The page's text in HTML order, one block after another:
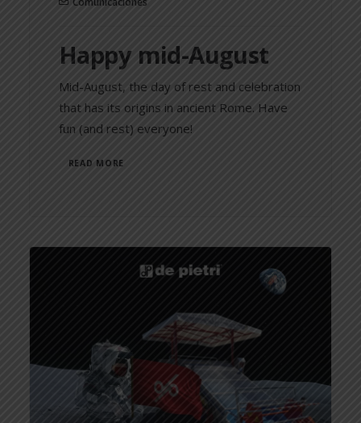
Happy mid-August
Mid-August, the day of rest and celebration
that has its origins in ancient Rome. Have
fun (and rest) everyone!
READ MORE